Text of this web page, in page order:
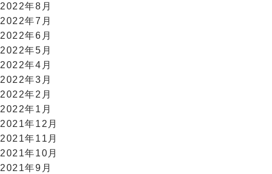
2022年8月
2022年7月
2022年6月
2022年5月
2022年4月
2022年3月
2022年2月
2022年1月
2021年12月
2021年11月
2021年10月
2021年9月